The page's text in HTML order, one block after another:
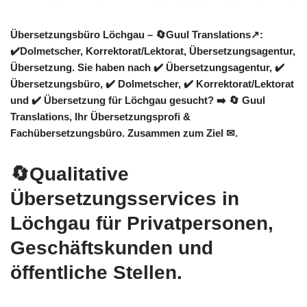
Übersetzungsbüro Löchgau – 🔄Guul Translations↗️:
✔️Dolmetscher, Korrektorat/Lektorat, Übersetzungsagentur,
Übersetzung. Sie haben nach ✔️ Übersetzungsagentur, ✔️
Übersetzungsbüro, ✔️ Dolmetscher, ✔️ Korrektorat/Lektorat
und ✔️ Übersetzung für Löchgau gesucht? ➡️ 🔄 Guul
Translations, Ihr Übersetzungsprofi &
Fachübersetzungsbüro. Zusammen zum Ziel ✉.
🔄Qualitative
Übersetzungsservices in
Löchgau für Privatpersonen,
Geschäftskunden und
öffentliche Stellen.